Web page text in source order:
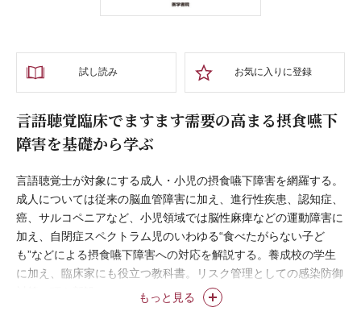
試し読み お気に入りに登録
言語聴覚臨床でますます需要の高まる摂食嚥下
障害を基礎から学ぶ
もっと見る
言語聴覚士が対象にする成人・小児の摂食嚥下障害を網羅する。
成人については従来の脳血管障害に加え、進行性疾患、認知症、
癌、サルコペニアなど、小児領域では脳性麻痺などの運動障害に
加え、自閉症スペクトラム児のいわゆる“食べたがらない子ど
も”などによる摂食嚥下障害への対応を解説する。養成校の学生
に加え、臨床家にも役立つ教科書。リスク管理としての感染防御